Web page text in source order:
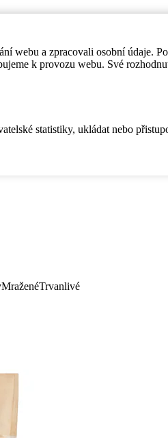
webu a zpracovali osobní údaje.
k provozu webu. Své
statistiky, ukládat nebo
MraženéTrvanlivé